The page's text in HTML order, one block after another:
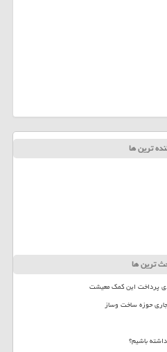
ترین ها
ترین ها
پرداخت این کمک معیشت
باشیم؟